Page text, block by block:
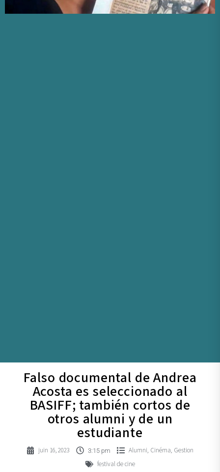
Falso documental de Andrea
Acosta es seleccionado al
BASIFF; también cortos de
otros alumni y de un
estudiante
juin 16, 2023 3:15 pm Alumni, Cinéma, Gestion
festival de cine